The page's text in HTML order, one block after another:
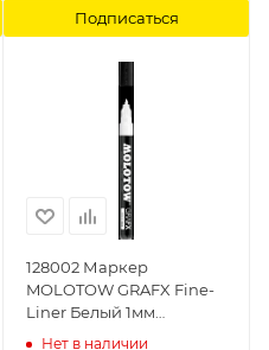
Подписаться
128002 Маркер
MOLOTOW GRAFX Fine-
Liner Белый 1мм
MOLOTOW
Нет в наличии